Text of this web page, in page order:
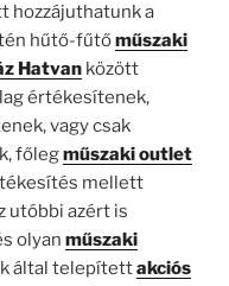
hozzájuthatunk a
hűtő-fűtőműszaki
Hatvan között
értékesítenek,
vagy csak
főlegműszaki outlet
mellett
utóbbi azért is
olyan műszaki
által telepítettakciós